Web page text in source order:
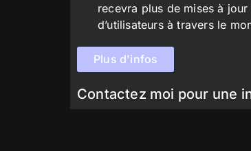
recevra plus de mises à
d’utilisateurs à travers le
Plus d'infos
Contactez moi pour une